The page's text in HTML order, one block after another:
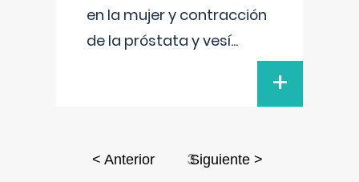
en la mujer y contracción
de la próstata y vesí...
+
< Anterior 3Siguiente >